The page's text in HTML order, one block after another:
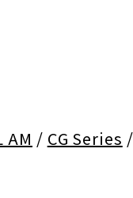
AM / CG Series